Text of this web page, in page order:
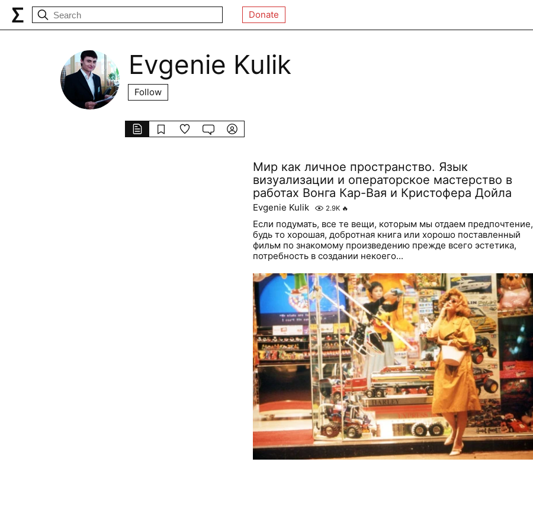
Donate
Evgenie Kulik
Follow
Мир как личное пространство. Язык
визуализации и операторское мастерство в
работах Вонга Кар-Вая и Кристофера Дойла
Evgenie Kulik 2.9K 🔥
Если подумать, все те вещи, которым мы отдаем предпочтение,
будь то хорошая, добротная книга или хорошо поставленный
фильм по знакомому произведению прежде всего эстетика,
потребность в создании некоего...